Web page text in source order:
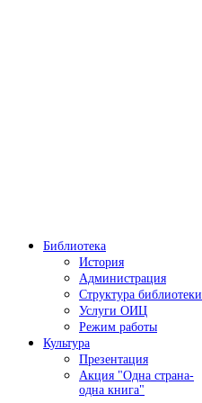
Библиотека
История
Администрация
Структура библиотеки
Услуги ОИЦ
Режим работы
Культура
Презентация
Акция "Одна страна-
одна книга"